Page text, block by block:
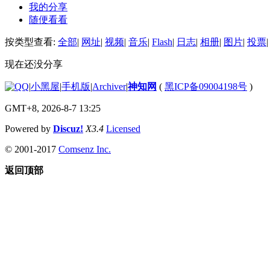
我的分享
随便看看
按类型查看: 全部| 网址| 视频| 音乐| Flash| 日志| 相册| 图片| 投票|
现在还没分享
|小黑屋|手机版|Archiver|神知网 ( 黑ICP备09004198号 )
GMT+8, 2026-8-7 13:25
Powered by Discuz! X3.4 Licensed
© 2001-2017 Comsenz Inc.
返回顶部